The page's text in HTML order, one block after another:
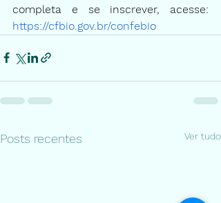
completa e se inscrever, acesse:
https://cfbio.gov.br/confebio
Posts recentes Ver tudo